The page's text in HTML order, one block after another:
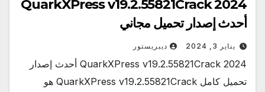
QuarkXPress v19.2.55821Crack 2024
أحدث إصدار تحميل مجاني
يناير 3, 2024 ديبريستور
QuarkXPress v19.2.55821Crack 2024 أحدث إصدار
تحميل كامل QuarkXPress v19.2.55821Crack هو